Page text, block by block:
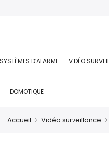
SYSTÈMES D’ALARME VIDÉO
DOMOTIQUE
Accueil Vidéo surveillance